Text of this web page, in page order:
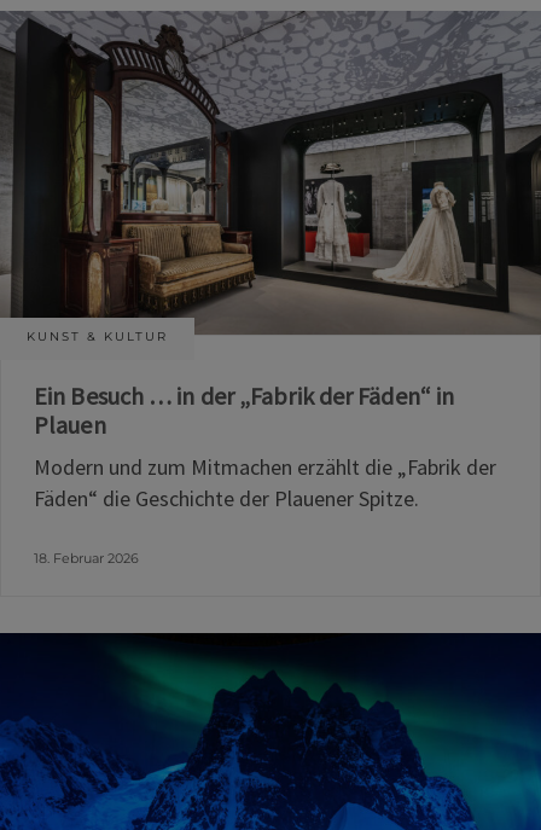
KUNST & KULTUR
Ein Besuch … in der „Fabrik der Fäden“ in
Plauen
Modern und zum Mitmachen erzählt die „Fabrik der
Fäden“ die Geschichte der Plauener Spitze.
18. Februar 2026